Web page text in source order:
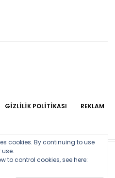
GIZLILIK POLITIKASI
REKLAM
hakkı arsizsanat.com ekibine
bir web sitesinde izinsiz
cookies. By continuing to use
to control cookies, see here: